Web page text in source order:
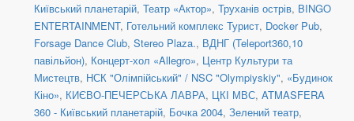
Київський планетарій, Театр «Актор», Труханів острів, BINGO
ENTERTAINMENT, Готельний комплекс Турист, Docker Pub,
Forsage Dance Club, Stereo Plaza., ВДНГ (Teleport360,10
павільйон), Концерт-хол «Allegro», Центр Культури та
Мистецтв, НСК "Олімпійський" / NSC "Olympiyskiy", «Будинок
Кіно», КИЄВО-ПЕЧЕРСЬКА ЛАВРА, ЦКІ МВС, ATMASFERA
360 - Київський планетарій, Бочка 2004, Зелений театр,